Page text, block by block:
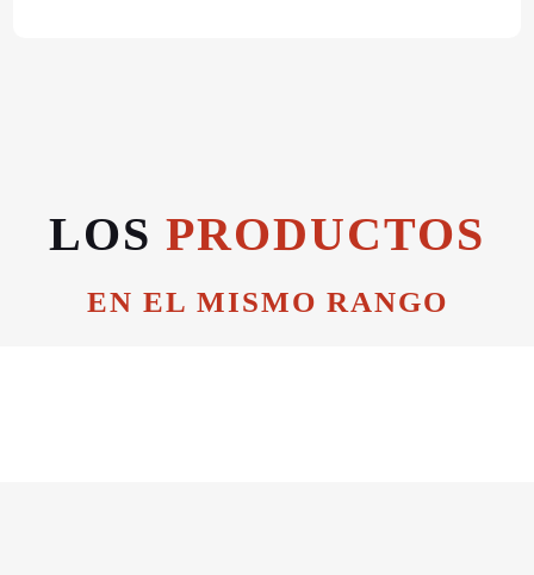
LOS PRODUCTOS
EN EL MISMO RANGO